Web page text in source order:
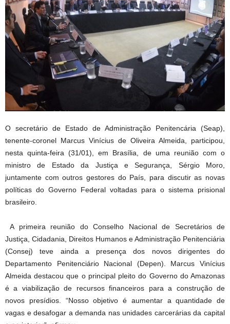
O secretário de Estado de Administração Penitencária (Seap),
tenente-coronel Marcus Vinícius de Oliveira Almeida, participou,
nesta quinta-feira (31/01), em Brasília, de uma reunião com o
ministro de Estado da Justiça e Segurança, Sérgio Moro,
juntamente com outros gestores do País, para discutir as novas
políticas do Governo Federal voltadas para o sistema prisional
brasileiro.
A primeira reunião do Conselho Nacional de Secretários de
Justiça, Cidadania, Direitos Humanos e Administração Penitenciária
(Consej) teve ainda a presença dos novos dirigentes do
Departamento Penitenciário Nacional (Depen). Marcus Vinícius
Almeida destacou que o principal pleito do Governo do Amazonas
é a viabilização de recursos financeiros para a construção de
novos presídios. “Nosso objetivo é aumentar a quantidade de
vagas e desafogar a demanda nas unidades carcerárias da capital